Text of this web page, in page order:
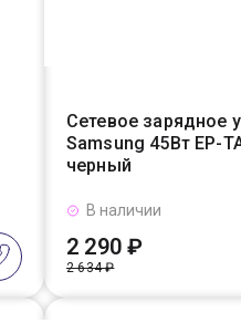
Сетевое зарядное
Samsung 45Вт EP-
черный
В наличии
2 290 ₽
2 634 ₽